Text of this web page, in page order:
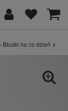
Bluzki na co dzień